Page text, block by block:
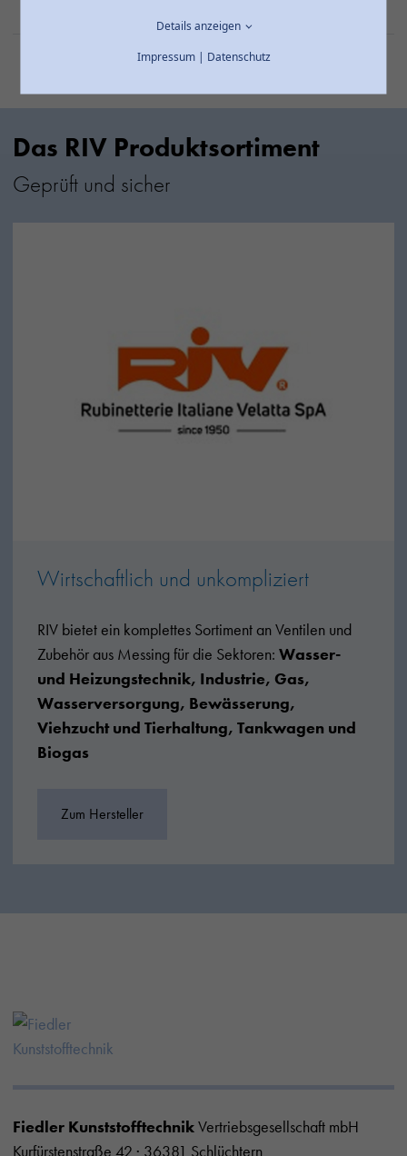
Das RIV Produktsortiment
Geprüft und sicher
Wirtschaftlich und unkompliziert
RIV bietet ein komplettes Sortiment an Ventilen und
Zubehör aus Messing für die Sektoren: Wasser-
und Heizungstechnik, Industrie, Gas,
Wasserversorgung, Bewässerung,
Viehzucht und Tierhaltung, Tankwagen und
Biogas
Zum Hersteller
Fiedler KunststofftechnikVertriebsgesellschaft mbH
Kurfürstenstraße 42 · 36381 Schlüchtern
Details anzeigen
Impressum| Datenschutz